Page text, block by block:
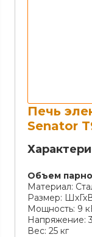
Печь
Senator
Объем
Материал:
Размер:
Мощность: 9
Напряжение:
Вес: 25 кг